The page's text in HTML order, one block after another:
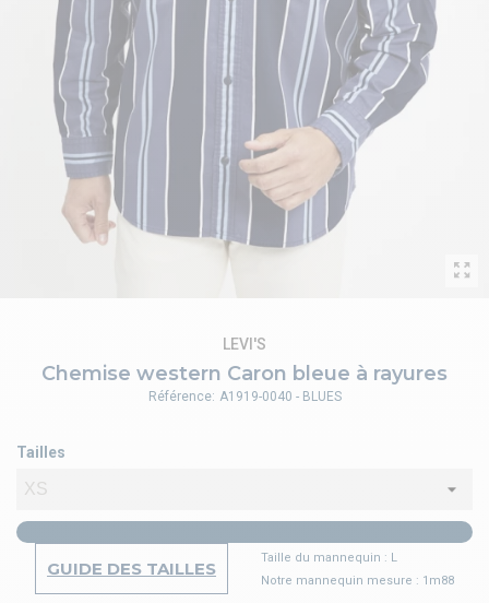
Chemise western Caron bleue à rayures
LEVI'S
Tailles
GUIDE DES TAILLES
Taille du mannequin : L
Notre mannequin mesure : 1m88
Référence: A1919-0040 - BLUES